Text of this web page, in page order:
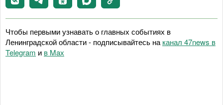
Чтобы первыми узнавать о главных событиях в
Ленинградской области - подписывайтесь на канал 47news в
Telegram и в Maх